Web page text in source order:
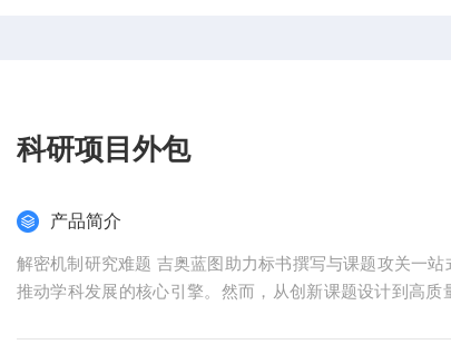
科研项目外包
产品简介
解密机制研究难题 吉奥蓝图助力标书撰写与课题攻关一
推动学科发展的核心引擎。然而，从创新课题设计到高
化，研究者常面临三大难题：创新方向模糊、技术实现
B）依托全链式科研平台与十年深耕经验，推出"机制研